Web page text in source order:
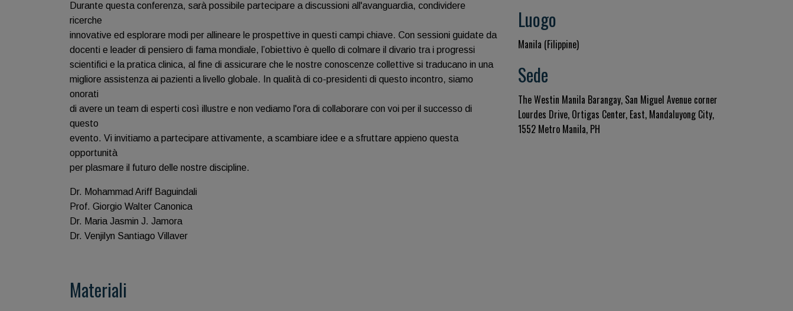
Durante questa conferenza, sarà possibile partecipare a discussioni all'avanguardia, condividere
ricerche
innovative ed esplorare modi per allineare le prospettive in questi campi chiave. Con sessioni guidate da
docenti e leader di pensiero di fama mondiale, l’obiettivo è quello di colmare il divario tra i progressi
scientifici e la pratica clinica, al fine di assicurare che le nostre conoscenze collettive si traducano in una
migliore assistenza ai pazienti a livello globale. In qualità di co-presidenti di questo incontro, siamo
onorati
di avere un team di esperti così illustre e non vediamo l'ora di collaborare con voi per il successo di
questo
evento. Vi invitiamo a partecipare attivamente, a scambiare idee e a sfruttare appieno questa
opportunità
per plasmare il futuro delle nostre discipline.
Dr. Mohammad Ariff Baguindali
Prof. Giorgio Walter Canonica
Dr. Maria Jasmin J. Jamora
Dr. Venjilyn Santiago Villaver
Materiali
Luogo
Manila (Filippine)
Sede
The Westin Manila Barangay, San Miguel Avenue corner
Lourdes Drive, Ortigas Center, East, Mandaluyong City,
1552 Metro Manila, PH